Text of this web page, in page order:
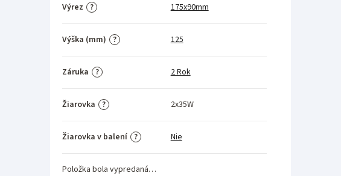
?
Výrez 175x90mm
?
Výška (mm) 125
?
Záruka 2 Rok
?
Žiarovka 2x35W
?
Žiarovka v balení Nie
Položka bola vypredaná…